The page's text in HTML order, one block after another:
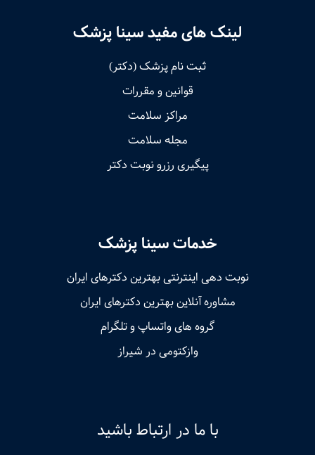
لینک های مفید سینا پزشک
ثبت نام پزشک (دکتر)
قوانین و مقررات
مراکز سلامت
مجله سلامت
پیگیری رزرو نوبت دکتر
خدمات سینا پزشک
نوبت‌ دهی اینترنتی بهترین دکترهای ایران
مشاوره آنلاین بهترین دکترهای ایران
گروه های واتساپ و تلگرام
وازکتومی در شیراز
با ما در ارتباط باشید